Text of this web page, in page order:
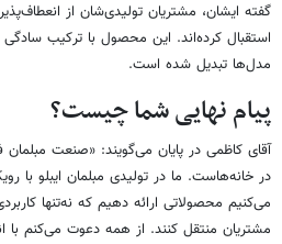
گفته ایشان، مشتریان تولیدی‌شان از
استقبال کرده‌اند. این محصول با ترکیب سادگی
مدل‌ها تبدیل شده است.
پیام نهایی شما چیست؟
آقای کاظمی در پایان می‌گویند: «صنعت
در خانه‌هاست. ما در تولیدی‌ مبلمان ایبلو با
می‌کنیم محصولاتی ارائه دهیم که نه‌تنها
مشتریان منتقل کنند. از همه دعوت می‌کنم با